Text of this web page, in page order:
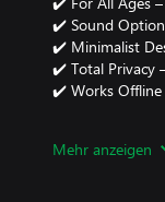
✔️ Sound
✔️ Minimalist
✔️ Total Privacy
✔️ Works Offline
🛡️ FULL GAME
Mehr anzeigen